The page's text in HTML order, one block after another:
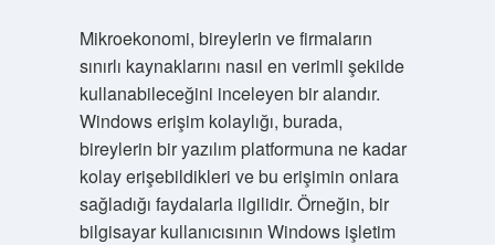
Mikroekonomi, bireylerin ve firmaların
sınırlı kaynaklarını nasıl en verimli şekilde
kullanabileceğini inceleyen bir alandır.
Windows erişim kolaylığı, burada,
bireylerin bir yazılım platformuna ne kadar
kolay erişebildikleri ve bu erişimin onlara
sağladığı faydalarla ilgilidir. Örneğin, bir
bilgisayar kullanıcısının Windows işletim